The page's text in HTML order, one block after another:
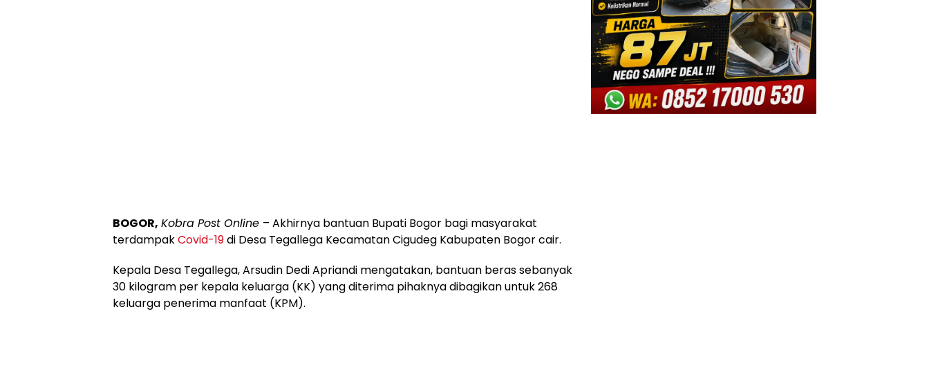
BOGOR, Kobra Post Online – Akhirnya bantuan Bupati Bogor bagi masyarakat
terdampakCovid-19di Desa Tegallega Kecamatan Cigudeg Kabupaten Bogor cair.
Kepala Desa Tegallega, Arsudin Dedi Apriandi mengatakan, bantuan beras sebanyak
30 kilogram per kepala keluarga (KK) yang diterima pihaknya dibagikan untuk 268
keluarga penerima manfaat (KPM).